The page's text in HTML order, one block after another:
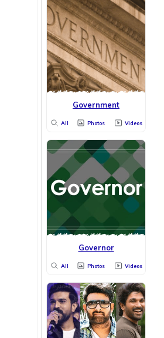
Government
All Photos Videos
Governor
All Photos Videos